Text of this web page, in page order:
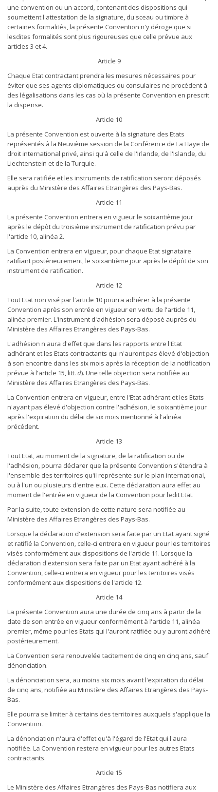
une convention ou un accord, contenant des dispositions qui
soumettent l'attestation de la signature, du sceau ou timbre à
certaines formalités, la présente Convention n'y déroge que si
lesdites formalités sont plus rigoureuses que celle prévue aux
articles 3 et 4.
Article 9
Chaque Etat contractant prendra les mesures nécessaires pour
éviter que ses agents diplomatiques ou consulaires ne procèdent à
des légalisations dans les cas où la présente Convention en prescrit
la dispense.
Article 10
La présente Convention est ouverte à la signature des Etats
représentés à la Neuvième session de la Conférence de La Haye de
droit international privé, ainsi qu'à celle de l'Irlande, de l'Islande, du
Liechtenstein et de la Turquie.
Elle sera ratifiée et les instruments de ratification seront déposés
auprès du Ministère des Affaires Etrangères des Pays-Bas.
Article 11
La présente Convention entrera en vigueur le soixantième jour
après le dépôt du troisième instrument de ratification prévu par
l'article 10, alinéa 2.
La Convention entrera en vigueur, pour chaque Etat signataire
ratifiant postérieurement, le soixantième jour après le dépôt de son
instrument de ratification.
Article 12
Tout Etat non visé par l'article 10 pourra adhérer à la présente
Convention après son entrée en vigueur en vertu de l'article 11,
alinéa premier. L'instrument d'adhésion sera déposé auprès du
Ministère des Affaires Etrangères des Pays-Bas.
L'adhésion n'aura d'effet que dans les rapports entre l'Etat
adhérant et les Etats contractants qui n'auront pas élevé d'objection
à son encontre dans les six mois après la réception de la notification
prévue à l'article 15, litt. d). Une telle objection sera notifiée au
Ministère des Affaires Etrangères des Pays-Bas.
La Convention entrera en vigueur, entre l'Etat adhérant et les Etats
n'ayant pas élevé d'objection contre l'adhésion, le soixantième jour
après l'expiration du délai de six mois mentionné à l'alinéa
précédent.
Article 13
Tout Etat, au moment de la signature, de la ratification ou de
l'adhésion, pourra déclarer que la présente Convention s'étendra à
l'ensemble des territoires qu'il représente sur le plan international,
ou à l'un ou plusieurs d'entre eux. Cette déclaration aura effet au
moment de l'entrée en vigueur de la Convention pour ledit Etat.
Par la suite, toute extension de cette nature sera notifiée au
Ministère des Affaires Etrangères des Pays-Bas.
Lorsque la déclaration d'extension sera faite par un Etat ayant signé
et ratifié la Convention, celle-ci entrera en vigueur pour les territoires
visés conformément aux dispositions de l'article 11. Lorsque la
déclaration d'extension sera faite par un Etat ayant adhéré à la
Convention, celle-ci entrera en vigueur pour les territoires visés
conformément aux dispositions de l'article 12.
Article 14
La présente Convention aura une durée de cinq ans à partir de la
date de son entrée en vigueur conformément à l'article 11, alinéa
premier, même pour les Etats qui l'auront ratifiée ou y auront adhéré
postérieurement.
La Convention sera renouvelée tacitement de cinq en cinq ans, sauf
dénonciation.
La dénonciation sera, au moins six mois avant l'expiration du délai
de cinq ans, notifiée au Ministère des Affaires Etrangères des Pays-
Bas.
Elle pourra se limiter à certains des territoires auxquels s'applique la
Convention.
La dénonciation n'aura d'effet qu'à l'égard de l'Etat qui l'aura
notifiée. La Convention restera en vigueur pour les autres Etats
contractants.
Article 15
Le Ministère des Affaires Etrangères des Pays-Bas notifiera aux